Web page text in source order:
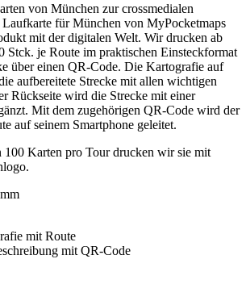
von München zur crossmedialen
für München von MyPocketmaps
mit der digitalen Welt. Wir drucken ab
Stck. je Route im praktischen Einsteckformat
über einen QR-Code. Die Kartografie auf
aufbereitete Strecke mit allen wichtigen
Rückseite wird die Strecke mit einer
Mit dem zugehörigen QR-Code wird der
auf seinem Smartphone geleitet.
Karten pro Tour drucken wir sie mit
mit Route
mit QR-Code